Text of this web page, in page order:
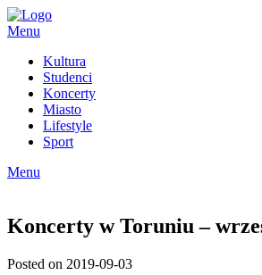
Skip
to
Menu
Kultura
Studenci
Koncerty
Miasto
Lifestyle
Sport
Menu
Koncerty w Toruniu –
Posted on 2019-09-03